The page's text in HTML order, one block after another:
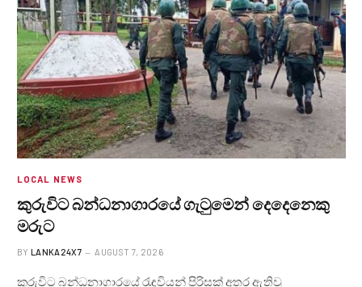
LOCAL NEWS
කුරුවිට බන්ධනාගාරයේ ගැටුමෙන් දෙදෙනෙකු
මරුට
BY LANKA24X7 AUGUST 7, 2026
කුරුවිට බන්ධනාගාරයේ රැඳවියන් පිරිසක් අතර ඇතිවූ